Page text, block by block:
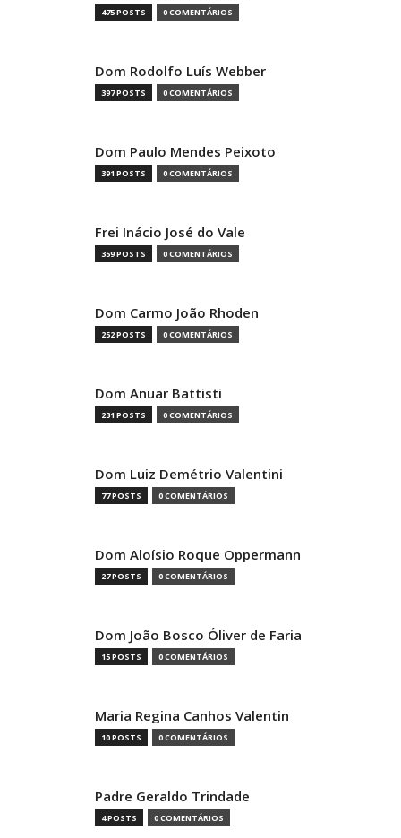
475 POSTS 0 COMENTÁRIOS
Dom Rodolfo Luís Webber
397 POSTS 0 COMENTÁRIOS
Dom Paulo Mendes Peixoto
391 POSTS 0 COMENTÁRIOS
Frei Inácio José do Vale
359 POSTS 0 COMENTÁRIOS
Dom Carmo João Rhoden
252 POSTS 0 COMENTÁRIOS
Dom Anuar Battisti
231 POSTS 0 COMENTÁRIOS
Dom Luiz Demétrio Valentini
77 POSTS 0 COMENTÁRIOS
Dom Aloísio Roque Oppermann
27 POSTS 0 COMENTÁRIOS
Dom João Bosco Óliver de Faria
15 POSTS 0 COMENTÁRIOS
Maria Regina Canhos Valentin
10 POSTS 0 COMENTÁRIOS
Padre Geraldo Trindade
4 POSTS 0 COMENTÁRIOS